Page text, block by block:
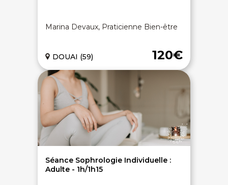
Marina Devaux, Praticienne Bien-être
120€
DOUAI (59)
Séance Sophrologie Individuelle :
Adulte - 1h/1h15